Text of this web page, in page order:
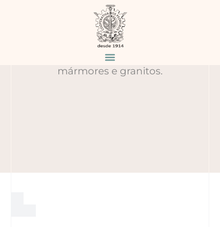
POLÍTICA DE
PRIVACIDADE
Desde 1914 a transformar e aplicar
mármores e granitos.